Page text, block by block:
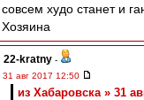
совсем худо станет и
Хозяина
22-kratny -
31 авг 2017 12:50
из Хабаровска » 31